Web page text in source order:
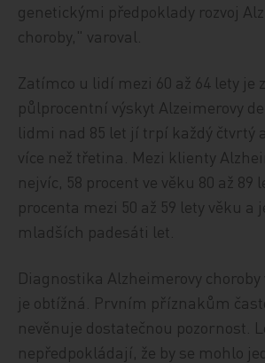
genetickými předpoklady rozvoj
choroby," varoval.
Zatímco u lidí mezi 60 až 64 lety je
půlprocentní výskyt Alzeimerovy
lidmi nad 85 let jí trpí každý čtvrtý
více než třetina. Mezi klienty
nejvíc, 58 procent ve věku 80 až 89
procenta mezi 50 až 59 lety věku a
mladších padesáti let.
Diagnostika Alzheimerovy
je obtížná. Prvním příznakům
nevěnuje dostatečnou pozornost.
nepředpokládají, že by se mohlo